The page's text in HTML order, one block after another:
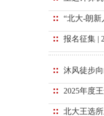
“北大-朗
报名征集 |
沐风徒步
2025年度
北大王选